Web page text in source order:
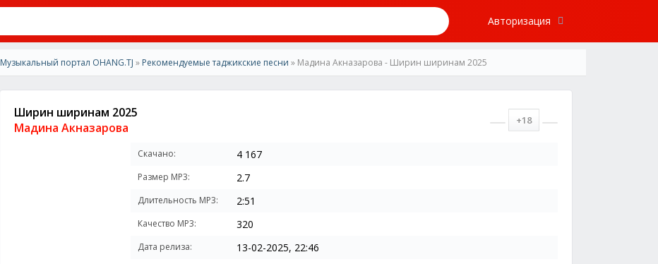
Авторизация
Музыкальный портал OHANG.TJ » Рекомендуемые таджикские песни » Мадина Акназарова - Ширин ширинам 2025
Ширин ширинам 2025
Мадина Акназарова
+18
Скачано: 4 167
Размер MP3: 2.7
Длительность MP3: 2:51
Качество MP3: 320
Дата релиза: 13-02-2025, 22:46